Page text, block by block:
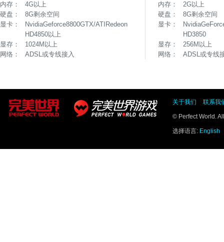
内存：
4G以上
硬盘：
8G剩余空间
显卡：
NvidiaGeforce8800GTX/ATIRedeon
HD4850以上
显存：
1024M以上
网络：
ADSL或专线接入
内存：
2G以上
硬盘：
8G剩余空间
显卡：
HD3850
显存：
256M以上
网络：
ADSL或专线
关于我们 联系我
© Perfect World.
选择语言: English